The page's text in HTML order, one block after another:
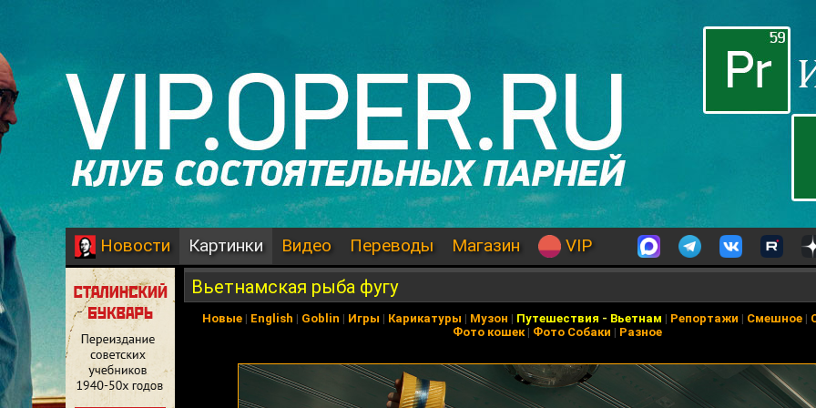
Новости Картинки Видео Переводы Магазин VIP
Вьетнамская рыба фугу
Новые | English | Goblin | Игры | Карикатуры | Музон | Путешествия - Вьетнам | Репортажи | Смешное |
Фото кошек| Фото Собаки | Разное